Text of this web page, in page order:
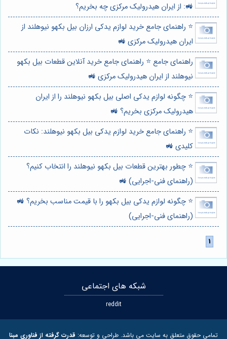
🚜: از ایران هیدرولیک مرکزی چه بخریم؟
⭐️ راهنمای جامع خرید لوازم یدکی ارزان بیل بکهو نیوهلند از
ایران هیدرولیک مرکزی 🚜
راهنمای جامع ⭐️ راهنمای جامع خرید آنلاین قطعات بیل بکهو
نیوهلند از ایران هیدرولیک مرکزی 🚜
⭐️ چگونه لوازم یدکی اصلی بیل بکهو نیوهلند را از ایران
هیدرولیک مرکزی بخریم؟ 🚜
⭐️ راهنمای جامع خرید لوازم یدکی بیل بکهو نیوهلند: نکات
کلیدی 🚜
⭐️ چطور بهترین قطعات بیل بکهو نیوهلند را انتخاب کنیم؟
(راهنمای فنی-اجرایی) 🚜
⭐️ چگونه لوازم یدکی بیل بکهو را با قیمت مناسب بخریم؟ 🚜
(راهنمای فنی-اجرایی)
شبکه های اجتماعی
reddit
تمامی حقوق متعلق به سایت می باشد. طراحی و توسعه: قدرت گرفته از فناوری مبنا